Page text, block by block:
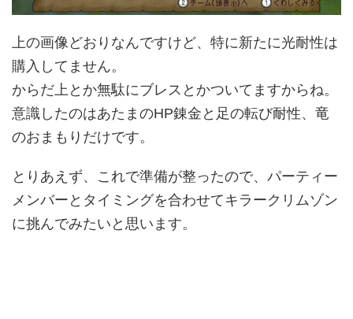
上の画像どおりなんですけど、特に新たに光耐性は
購入してません。
からだ上とか無駄にブレスとかついてますからね。
意識したのはあたまのHP錬金と足の転び耐性、竜
のおまもりだけです。
とりあえず、これで準備が整ったので、パーティー
メンバーとタイミングを合わせてキラークリムゾン
に挑んでみたいと思います。